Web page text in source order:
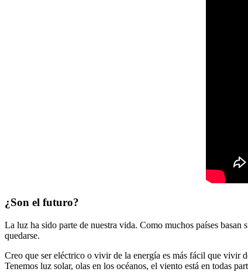
¿Son el futuro?
La luz ha sido parte de nuestra vida. Como muchos países
quedarse.
Creo que ser eléctrico o vivir de la energía es más fácil que vivir
Tenemos luz solar, olas en los océanos, el viento está en todas